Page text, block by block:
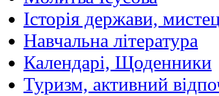
Історія держави,
Навчальна література
Календарі, Щоденники
Туризм, активний